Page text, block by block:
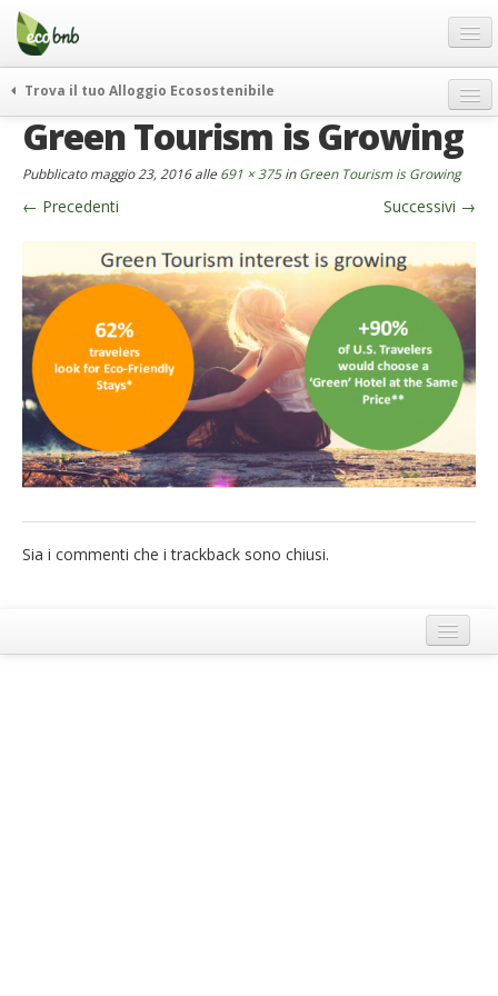
Menu
Salta
contenuto
Offerte Speciali
Regali
FAQ
Partner
Contatti
Italiano
German
English
Spanish
French
Trova il tuo Alloggio Ecosostenibile
weekend green
news ed eventi
ecohotel
rassegna stampa
Green Tourism is Growing
Pubblicatomaggio 23, 2016alle 691 × 375inGreen Tourism is Growing
← Precedenti Successivi →
Sia i commenti che i trackback sono chiusi.